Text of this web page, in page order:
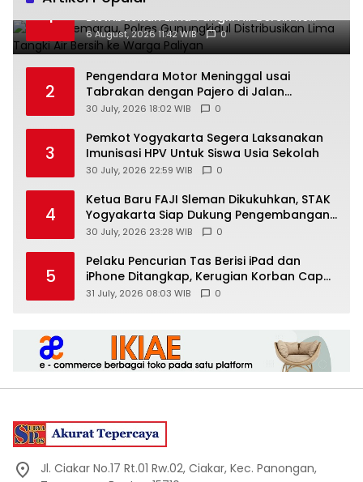
1
Distribusikan Lima Tangki Air Bersih ke
Warga Paliyan
6 August, 2026 11:42 WIB 0
2
Pengendara Motor Meninggal usai
Tabrakan dengan Pajero di Jalan
Wonosari-Yogyakarta, Diduga Masuk
30 July, 2026 18:02 WIB 0
3
Pemkot Yogyakarta Segera Laksanakan
Imunisasi HPV Untuk Siswa Usia Sekolah
30 July, 2026 22:59 WIB 0
4
Ketua Baru FAJI Sleman Dikukuhkan, STAK
Yogyakarta Siap Dukung Pengembangan
Arung Jeram DIY
30 July, 2026 23:28 WIB 0
5
Pelaku Pencurian Tas Berisi iPad dan
iPhone Ditangkap, Kerugian Korban Capai
Rp25 Juta
31 July, 2026 08:03 WIB 0
Jl. Ciakar No.17 Rt.01 Rw.02, Ciakar, Kec. Panongan,